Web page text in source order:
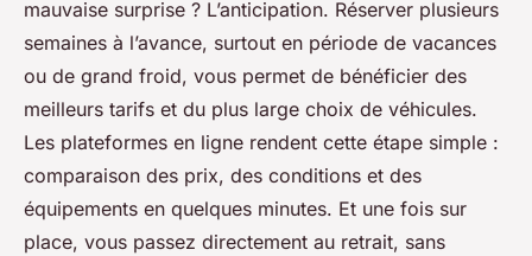
mauvaise surprise ? L’anticipation. Réserver plusieurs
semaines à l’avance, surtout en période de vacances
ou de grand froid, vous permet de bénéficier des
meilleurs tarifs et du plus large choix de véhicules.
Les plateformes en ligne rendent cette étape simple :
comparaison des prix, des conditions et des
équipements en quelques minutes. Et une fois sur
place, vous passez directement au retrait, sans